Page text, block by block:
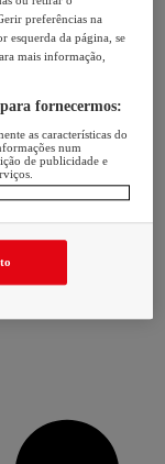
preferências na
esquerda da página, se
mais informação,
fornecermos:
as características do
num
de publicidade e